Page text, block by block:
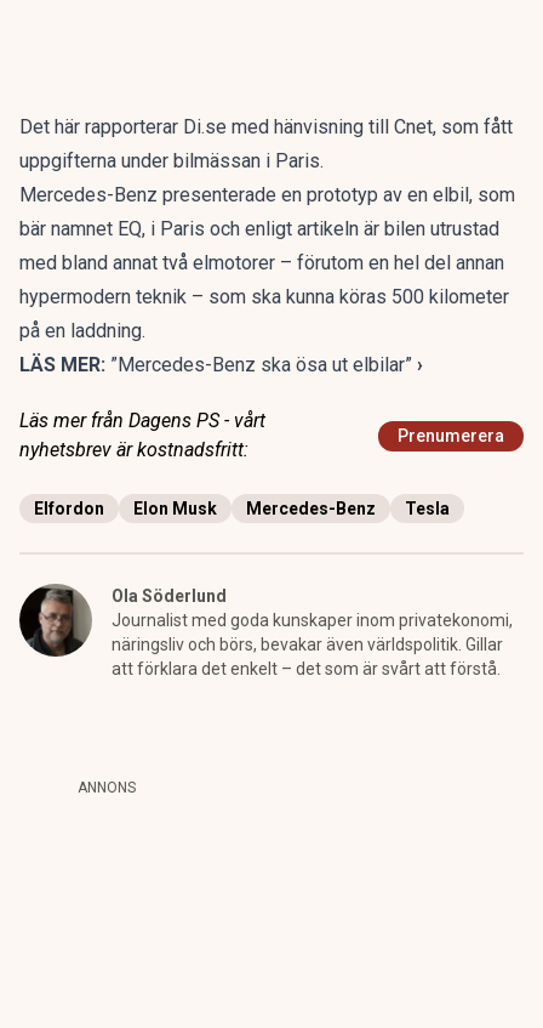
Det här rapporterar Di.se med hänvisning till Cnet, som fått
uppgifterna under bilmässan i Paris.
Mercedes-Benz presenterade en prototyp av en elbil, som
bär namnet EQ, i Paris och enligt artikeln är bilen utrustad
med bland annat två elmotorer – förutom en hel del annan
hypermodern teknik – som ska kunna köras 500 kilometer
på en laddning.
LÄS MER: ”Mercedes-Benz ska ösa ut elbilar” ›
Läs mer från Dagens PS - vårt
nyhetsbrev är kostnadsfritt:
Prenumerera
Elfordon Elon Musk Mercedes-Benz Tesla
Ola Söderlund
Journalist med goda kunskaper inom privatekonomi,
näringsliv och börs, bevakar även världspolitik. Gillar
att förklara det enkelt – det som är svårt att förstå.
ANNONS